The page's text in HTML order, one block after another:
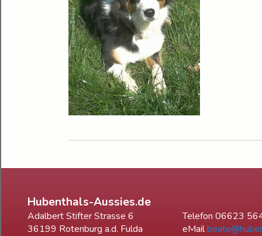
Hubenthals-Aussies.de
Adalbert Stifter Strasse 6
Telefon 06623
36199 Rotenburg a.d. Fulda
eMail